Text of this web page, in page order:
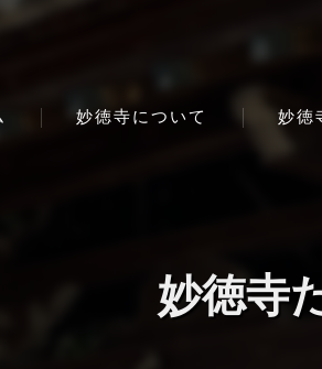
妙徳寺について 妙徳
妙徳寺